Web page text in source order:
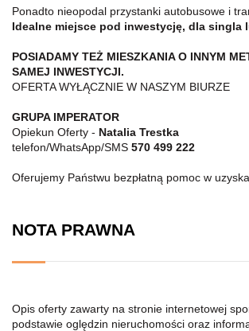
Ponadto nieopodal przystanki autobusowe i
Idealne miejsce pod inwestycję, dla singla
POSIADAMY TEŻ MIESZKANIA O INNYM
SAMEJ INWESTYCJI.
OFERTA WYŁĄCZNIE W NASZYM BIURZE
GRUPA IMPERATOR
Opiekun Oferty - Natalia Trestka
telefon/WhatsApp/SMS 570 499 222
Oferujemy Państwu bezpłatną pomoc w
NOTA PRAWNA
Opis oferty zawarty na stronie internetowej
podstawie oględzin nieruchomości oraz